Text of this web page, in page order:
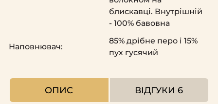
блискавці. Внутрішній
- 100% бавовна
Наповнювач:
85% дрібне перо і 15%
пух гусячий
ОПИС ВІДГУКИ 6